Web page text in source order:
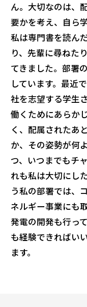
ん。大切なのは、
要かを考え、自ら
私は専門書を読ん
り、先輩に尋ねた
てきました。部署
しています。最近
社を志望する学生
働くためにあらか
く、配属されたあ
か、その姿勢が何
つ、いつまでもチ
れも私は大切にし
う私の部署では、
ネルギー事業にも
発電の開発も行っ
も経験できればい
ます。